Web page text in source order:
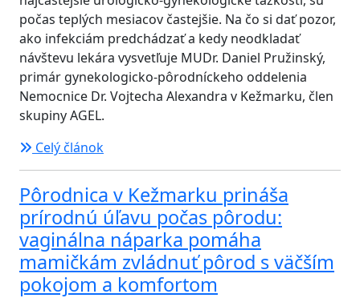
počas teplých mesiacov častejšie. Na čo si dať pozor,
ako infekciám predchádzať a kedy neodkladať
návštevu lekára vysvetľuje MUDr. Daniel Pružinský,
primár gynekologicko-pôrodníckeho oddelenia
Nemocnice Dr. Vojtecha Alexandra v Kežmarku, člen
skupiny AGEL.
Celý článok
Pôrodnica v Kežmarku prináša
prírodnú úľavu počas pôrodu:
vaginálna náparka pomáha
mamičkám zvládnuť pôrod s väčším
pokojom a komfortom